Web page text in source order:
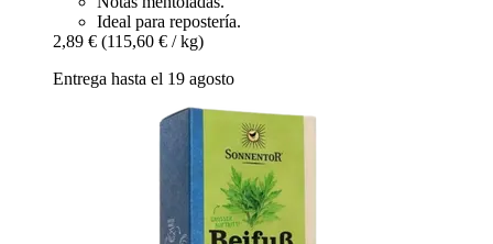
Ideal para repostería.
2,89 € (115,60 € / kg)
Entrega hasta el 19 agosto